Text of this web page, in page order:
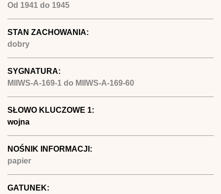
Od 1941 do 1945
STAN ZACHOWANIA:
dobry
SYGNATURA:
MIIWS-A-169-1 do MIIWS-A-169-60
SŁOWO KLUCZOWE 1:
wojna
NOŚNIK INFORMACJI:
papier
GATUNEK: